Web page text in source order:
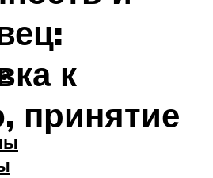
к
принятие